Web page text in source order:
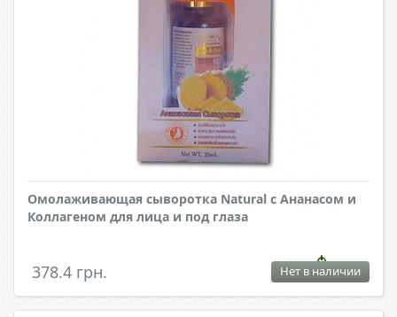
Омолаживающая сыворотка Natural с Ананасом и
Коллагеном для лица и под глаза
378.4 грн. Нет в наличии